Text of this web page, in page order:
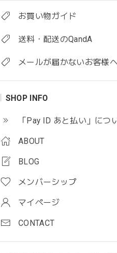
お買い物ガイド
送料・配送のQandA
メールが届かないお客様へ
SHOP INFO
「Pay ID あと払い」につ
ABOUT
BLOG
メンバーシップ
マイページ
CONTACT